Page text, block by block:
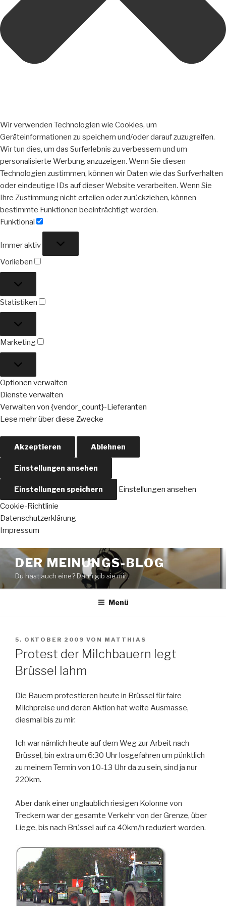
Wir verwenden Technologien wie Cookies, um
Geräteinformationen zu speichern und/oder darauf zuzugreifen.
Wir tun dies, um das Surferlebnis zu verbessern und um
personalisierte Werbung anzuzeigen. Wenn Sie diesen
Technologien zustimmen, können wir Daten wie das Surfverhalten
oder eindeutige IDs auf dieser Website verarbeiten. Wenn Sie
Ihre Zustimmung nicht erteilen oder zurückziehen, können
bestimmte Funktionen beeinträchtigt werden.
Funktional
Immer aktiv
Vorlieben
Statistiken
Marketing
Optionen verwalten
Dienste verwalten
Verwalten von {vendor_count}-Lieferanten
Lese mehr über diese Zwecke
Akzeptieren Ablehnen
Einstellungen ansehen
Einstellungen speichern
Einstellungen ansehen
Cookie-Richtlinie
Datenschutzerklärung
Impressum
Zum
Inhalt
springen
DER MEINUNGS-BLOG
Du hast auch eine? Dann gib sie mir..
Menü
VERÖFFENTLICHT
AM
5. OKTOBER 2009 VON MATTHIAS
Protest der Milchbauern legt
Brüssel lahm
Die Bauern protestieren heute in Brüssel für faire
Milchpreise und deren Aktion hat weite Ausmasse,
diesmal bis zu mir.
Ich war nämlich heute auf dem Weg zur Arbeit nach
Brüssel, bin extra um 6:30 Uhr losgefahren um pünktlich
zu meinem Termin von 10-13 Uhr da zu sein, sind ja nur
220km.
Aber dank einer unglaublich riesigen Kolonne von
Treckern war der gesamte Verkehr von der Grenze, über
Liege, bis nach Brüssel auf ca 40km/h reduziert worden.